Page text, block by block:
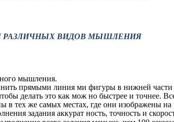
РАЗЛИЧНЫХ ВИДОВ МЫШЛЕНИЯ
мышления.
прямыми линия ми фигуры в нижней части
делать это как мож но быстрее и точнее.
в тех же самых местах, где они изображены на
задания аккурат ность, точность и